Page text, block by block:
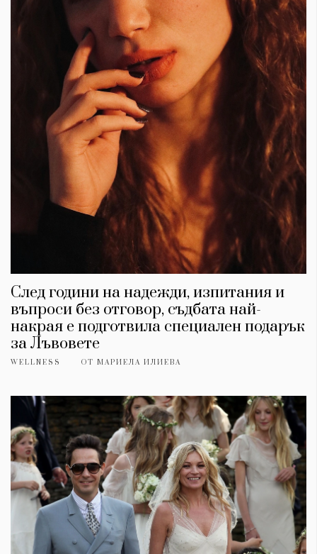
След години на надежди, изпитания и
въпроси без отговор, съдбата най-
накрая е подготвила специален подарък
за Лъвовете
WELLNESS ОТ МАРИЕЛА ИЛИЕВА